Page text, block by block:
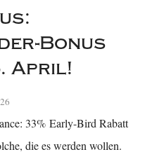
Bonus
April!
33% Early-Bird Rabatt
die es werden wollen.